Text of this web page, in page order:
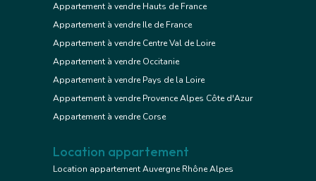
Appartement à vendre Hauts de France
Appartement à vendre Ile de France
Appartement à vendre Centre Val de Loire
Appartement à vendre Occitanie
Appartement à vendre Pays de la Loire
Appartement à vendre Provence Alpes Côte d'Azur
Appartement à vendre Corse
Location appartement
Location appartement Auvergne Rhône Alpes